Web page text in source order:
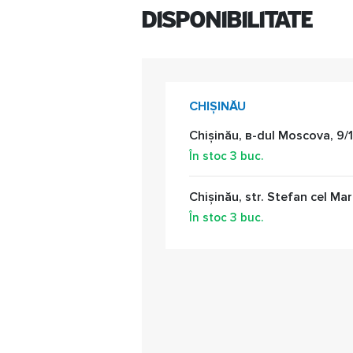
Disponibilitate
CHIȘINĂU
Chișinău, в-dul Moscova, 9/1
În stoc 3 buc.
Chișinău, str. Stefan cel
În stoc 3 buc.